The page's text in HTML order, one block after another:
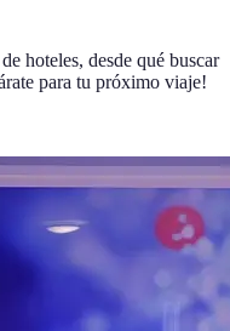
hoteles, desde qué buscar
para tu próximo viaje!